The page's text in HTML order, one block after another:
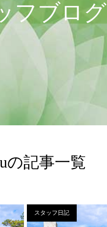
フブログ
の記事一覧
スタッフ日記